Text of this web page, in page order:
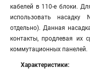
кабелей в 110-е блоки.
использовать насадку
отдельно). Данная
контакты, продлевая их
коммутационных панелей.
Характеристики: